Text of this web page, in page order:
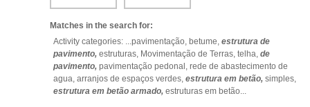
Matches in the search for:
Activity categories: ...pavimentação, betume, estrutura de
pavimento, estruturas, Movimentação de Terras, telha, de
pavimento, pavimentação pedonal, rede de abastecimento de
agua, arranjos de espaços verdes, estrutura em betão, simples,
estrutura em betão armado, estruturas em betão...